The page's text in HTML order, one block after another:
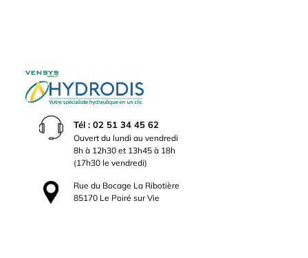
Tél : 02 51 34 45 62
Ouvert du lundi au vendredi
8h à 12h30 et 13h45 à 18h
(17h30 le vendredi)
Rue du Bocage La Ribotière
85170 Le Poiré sur Vie